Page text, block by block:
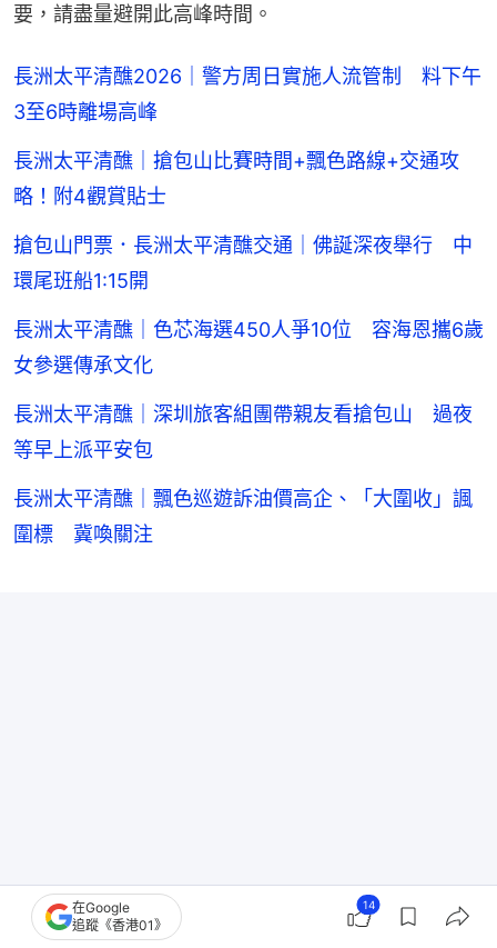
要，請盡量避開此高峰時間。
長洲太平清醮2026｜警方周日實施人流管制 料下午
3至6時離場高峰
長洲太平清醮｜搶包山比賽時間+飄色路線+交通攻
略！附4觀賞貼士
搶包山門票．長洲太平清醮交通｜佛誕深夜舉行 中
環尾班船1:15開
長洲太平清醮｜色芯海選450人爭10位 容海恩攜6歲
女參選傳承文化
長洲太平清醮｜深圳旅客組團帶親友看搶包山 過夜
等早上派平安包
長洲太平清醮｜飄色巡遊訴油價高企、「大圍收」諷
圍標 冀喚關注
在Google
追蹤《香港01》
14